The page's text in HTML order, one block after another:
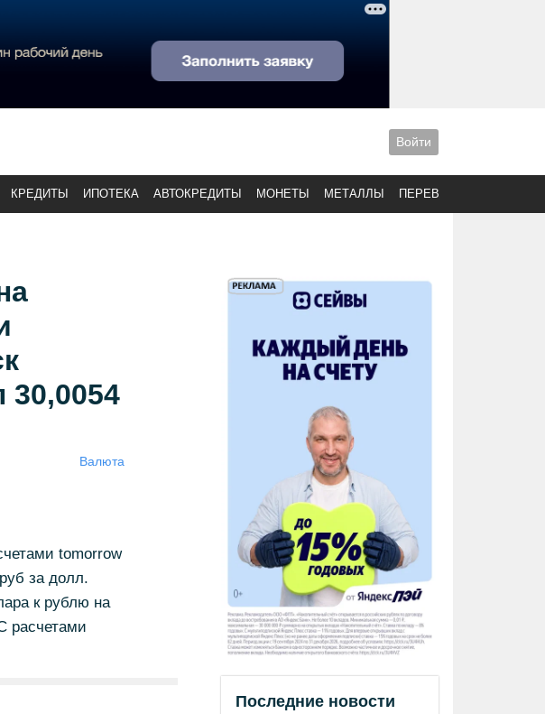
Войти
КРЕДИТЫ ИПОТЕКА АВТОКРЕДИТЫ МОНЕТЫ МЕТАЛЛЫ ПЕРЕВОДЫ
30,0054
Валюта
tomorrow
за долл.
к рублю на
расчетами
Последние новости